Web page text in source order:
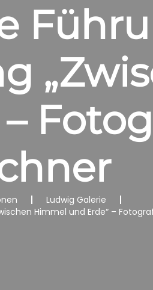
Ludwig Galerie
Himmel und Erde“ –